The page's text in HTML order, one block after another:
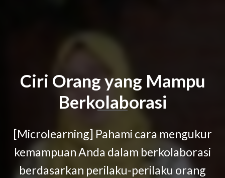
Ciri Orang yang Mampu
Berkolaborasi
[Microlearning] Pahami cara mengukur
kemampuan Anda dalam berkolaborasi
berdasarkan perilaku-perilaku orang